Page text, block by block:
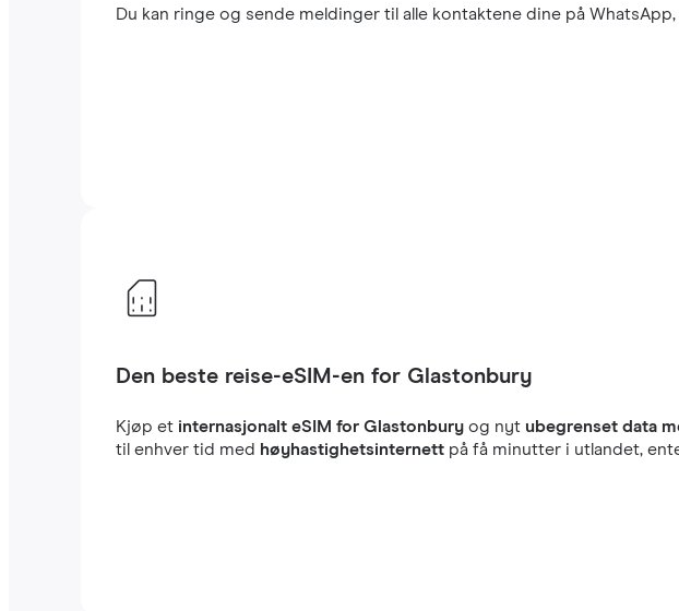
Du kan ringe og sende meldinger til alle kontaktene dine på
Den beste reise-eSIM-en for Glastonbury
Kjøp et internasjonalt eSIM for Glastonbury og nyt ubegrenset data
til enhver tid med høyhastighetsinternett på få minutter i utlandet,